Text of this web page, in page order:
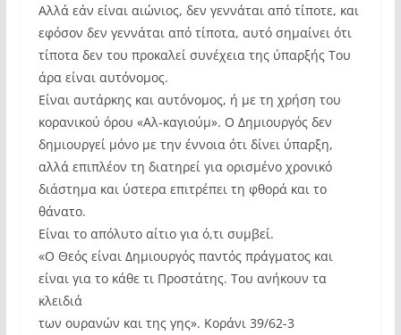
Αλλά εάν είναι αιώνιος, δεν γεννάται από τίποτε, και
εφόσον δεν γεννάται από τίποτα, αυτό σημαίνει ότι
τίποτα δεν του προκαλεί συνέχεια της ύπαρξής Του
άρα είναι αυτόνομος.
Είναι αυτάρκης και αυτόνομος, ή με τη χρήση του
κορανικού όρου «Αλ-καγιούμ». Ο Δημιουργός δεν
δημιουργεί μόνο με την έννοια ότι δίνει ύπαρξη,
αλλά επιπλέον τη διατηρεί για ορισμένο χρονικό
διάστημα και ύστερα επιτρέπει τη φθορά και το
θάνατο.
Είναι το απόλυτο αίτιο για ό,τι συμβεί.
«Ο Θεός είναι Δημιουργός παντός πράγματος και
είναι για το κάθε τι Προστάτης. Του ανήκουν τα
κλειδιά
των ουρανών και της γης». Κοράνι 39/62-3